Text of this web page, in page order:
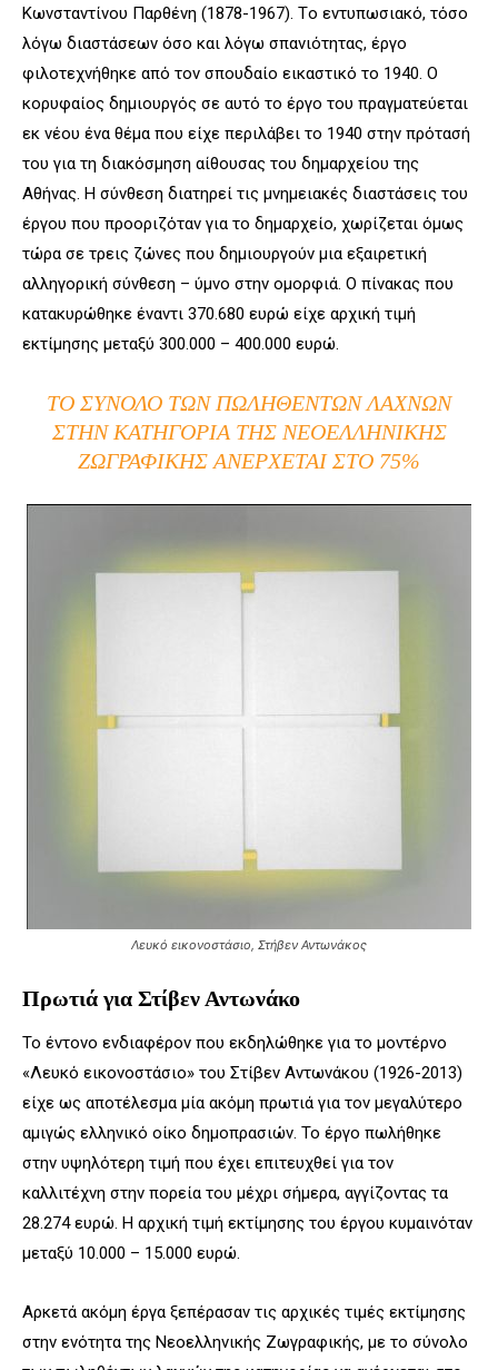
Κωνσταντίνου Παρθένη (1878-1967). Tο εντυπωσιακό, τόσο
λόγω διαστάσεων όσο και λόγω σπανιότητας, έργο
φιλοτεχνήθηκε από τον σπουδαίο εικαστικό το 1940. Ο
κορυφαίος δημιουργός σε αυτό το έργο του πραγματεύεται
εκ νέου ένα θέμα που είχε περιλάβει το 1940 στην πρότασή
του για τη διακόσμηση αίθουσας του δημαρχείου της
Αθήνας. Η σύνθεση διατηρεί τις μνημειακές διαστάσεις του
έργου που προοριζόταν για το δημαρχείο, χωρίζεται όμως
τώρα σε τρεις ζώνες που δημιουργούν μια εξαιρετική
αλληγορική σύνθεση – ύμνο στην ομορφιά. Ο πίνακας που
κατακυρώθηκε έναντι 370.680 ευρώ είχε αρχική τιμή
εκτίμησης μεταξύ 300.000 – 400.000 ευρώ.
ΤΟ ΣΎΝΟΛΟ ΤΩΝ ΠΩΛΗΘΈΝΤΩΝ ΛΑΧΝΏΝ
ΣΤΗΝ ΚΑΤΗΓΟΡΊΑ ΤΗΣ ΝΕΟΕΛΛΗΝΙΚΉΣ
ΖΩΓΡΑΦΙΚΉΣ ΑΝΈΡΧΕΤΑΙ ΣΤΟ 75%
Λευκό εικονοστάσιο, Στήβεν Αντωνάκος
Πρωτιά για Στίβεν Αντωνάκο
Το έντονο ενδιαφέρον που εκδηλώθηκε για το μοντέρνο
«Λευκό εικονοστάσιο» του Στίβεν Αντωνάκου (1926-2013)
είχε ως αποτέλεσμα μία ακόμη πρωτιά για τον μεγαλύτερο
αμιγώς ελληνικό οίκο δημοπρασιών. Το έργο πωλήθηκε
στην υψηλότερη τιμή που έχει επιτευχθεί για τον
καλλιτέχνη στην πορεία του μέχρι σήμερα, αγγίζοντας τα
28.274 ευρώ. Η αρχική τιμή εκτίμησης του έργου κυμαινόταν
μεταξύ 10.000 – 15.000 ευρώ.
Αρκετά ακόμη έργα ξεπέρασαν τις αρχικές τιμές εκτίμησης
στην ενότητα της Νεοελληνικής Ζωγραφικής, με το σύνολο